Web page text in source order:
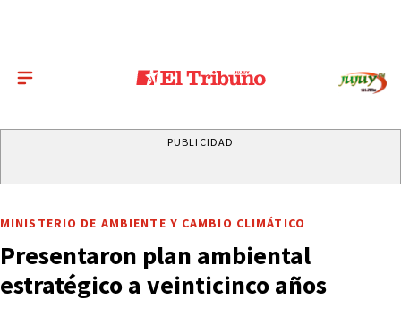
PUBLICIDAD
MINISTERIO DE AMBIENTE Y CAMBIO CLIMÁTICO
Presentaron plan ambiental
estratégico a veinticinco años